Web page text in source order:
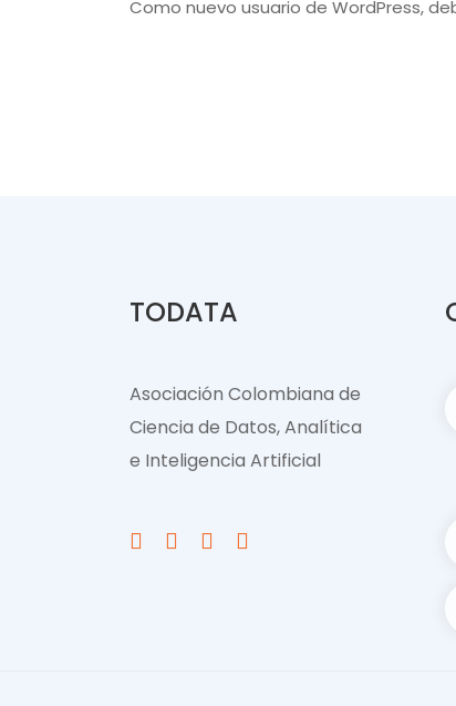
Como nuevo usuario de WordPress,
TODATA
Asociación Colombiana de
Ciencia de Datos, Analítica
e Inteligencia Artificial